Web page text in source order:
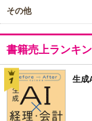
その他
書籍売上ランキ
生成